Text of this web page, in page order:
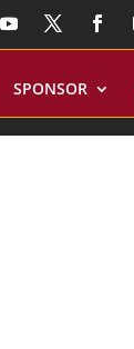
SPONSOR